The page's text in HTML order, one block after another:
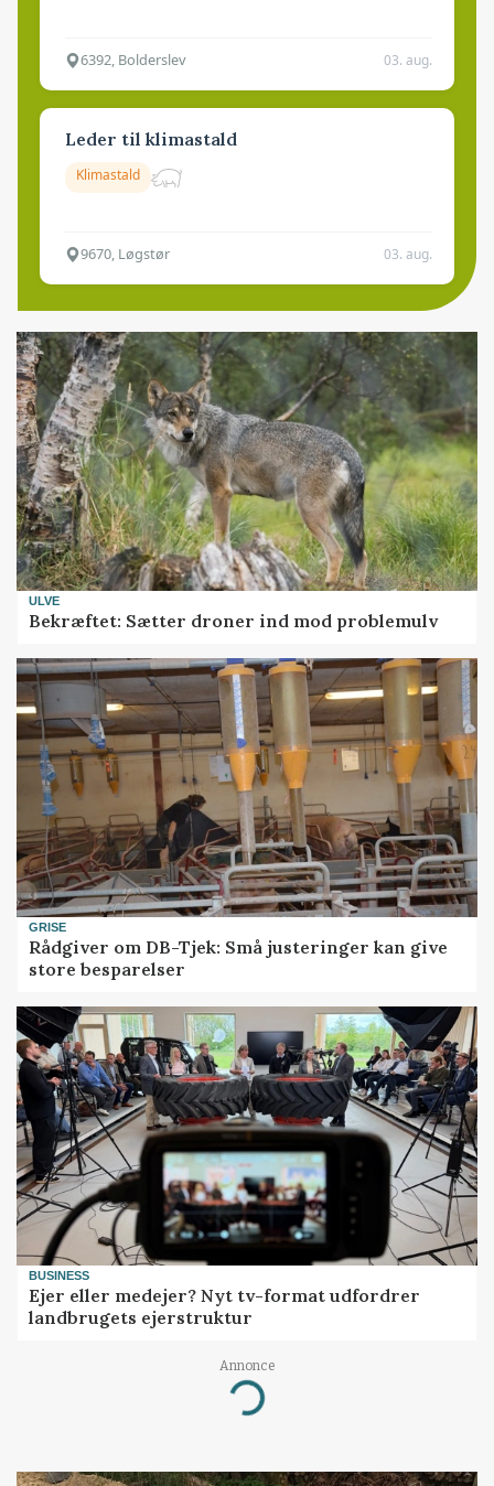
6392, Bolderslev 03. aug.
Leder til klimastald
Klimastald
9670, Løgstør 03. aug.
ULVE
Bekræftet: Sætter droner ind mod problemulv
GRISE
Rådgiver om DB-Tjek: Små justeringer kan give
store besparelser
BUSINESS
Ejer eller medejer? Nyt tv-format udfordrer
landbrugets ejerstruktur
Annonce
Loading...